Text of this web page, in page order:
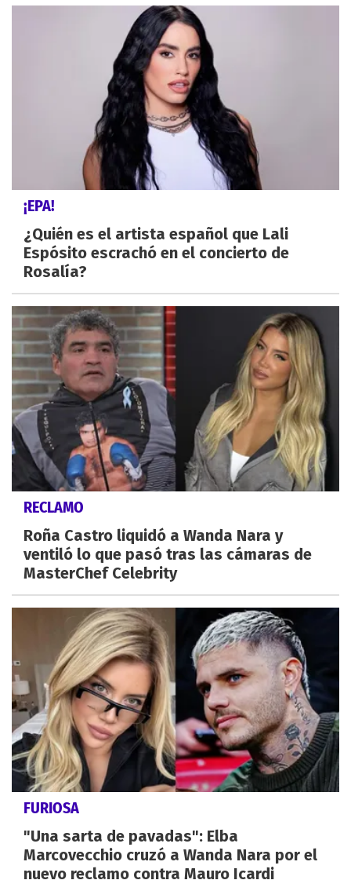
¡EPA!
¿Quién es el artista español que Lali
Espósito escrachó en el concierto de
Rosalía?
RECLAMO
Roña Castro liquidó a Wanda Nara y
ventiló lo que pasó tras las cámaras de
MasterChef Celebrity
FURIOSA
"Una sarta de pavadas": Elba
Marcovecchio cruzó a Wanda Nara por el
nuevo reclamo contra Mauro Icardi